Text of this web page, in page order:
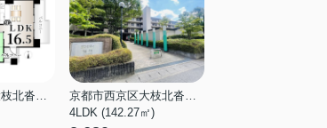
京都市西京区大枝北沓掛町１丁目
京都市西京区大枝北沓掛町１丁目
4LDK (142.27㎡)